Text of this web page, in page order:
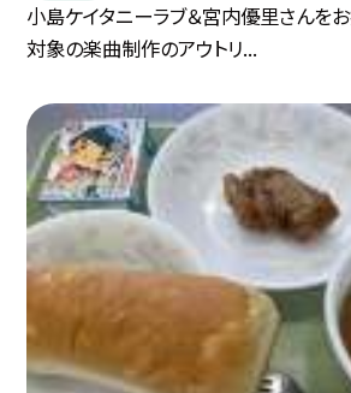
小島ケイタニーラブ＆宮内優里さんをお
対象の楽曲制作のアウトリ...